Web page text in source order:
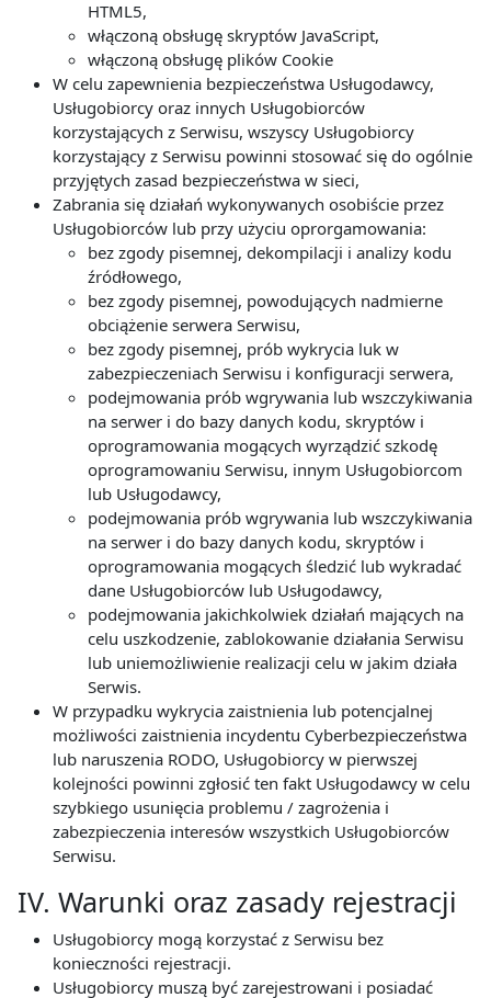
HTML5,
włączoną obsługę skryptów JavaScript,
włączoną obsługę plików Cookie
W celu zapewnienia bezpieczeństwa Usługodawcy,
Usługobiorcy oraz innych Usługobiorców
korzystających z Serwisu, wszyscy Usługobiorcy
korzystający z Serwisu powinni stosować się do ogólnie
przyjętych zasad bezpieczeństwa w sieci,
Zabrania się działań wykonywanych osobiście przez
Usługobiorców lub przy użyciu oprorgamowania:
bez zgody pisemnej, dekompilacji i analizy kodu
źródłowego,
bez zgody pisemnej, powodujących nadmierne
obciążenie serwera Serwisu,
bez zgody pisemnej, prób wykrycia luk w
zabezpieczeniach Serwisu i konfiguracji serwera,
podejmowania prób wgrywania lub wszczykiwania
na serwer i do bazy danych kodu, skryptów i
oprogramowania mogących wyrządzić szkodę
oprogramowaniu Serwisu, innym Usługobiorcom
lub Usługodawcy,
podejmowania prób wgrywania lub wszczykiwania
na serwer i do bazy danych kodu, skryptów i
oprogramowania mogących śledzić lub wykradać
dane Usługobiorców lub Usługodawcy,
podejmowania jakichkolwiek działań mających na
celu uszkodzenie, zablokowanie działania Serwisu
lub uniemożliwienie realizacji celu w jakim działa
Serwis.
W przypadku wykrycia zaistnienia lub potencjalnej
możliwości zaistnienia incydentu Cyberbezpieczeństwa
lub naruszenia RODO, Usługobiorcy w pierwszej
kolejności powinni zgłosić ten fakt Usługodawcy w celu
szybkiego usunięcia problemu / zagrożenia i
zabezpieczenia interesów wszystkich Usługobiorców
Serwisu.
IV. Warunki oraz zasady rejestracji
Usługobiorcy mogą korzystać z Serwisu bez
konieczności rejestracji.
Usługobiorcy muszą być zarejestrowani i posiadać